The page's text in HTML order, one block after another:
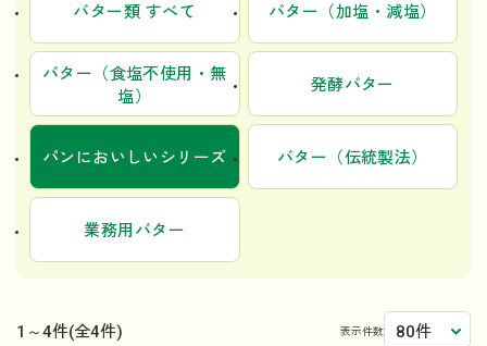
バター類 すべて バター（加塩・減塩）
バター（食塩不使用・無
塩）
発酵バター
パンにおいしいシリーズ バター（伝統製法）
業務用バター
1～4件(全4件) 表示件数 80件